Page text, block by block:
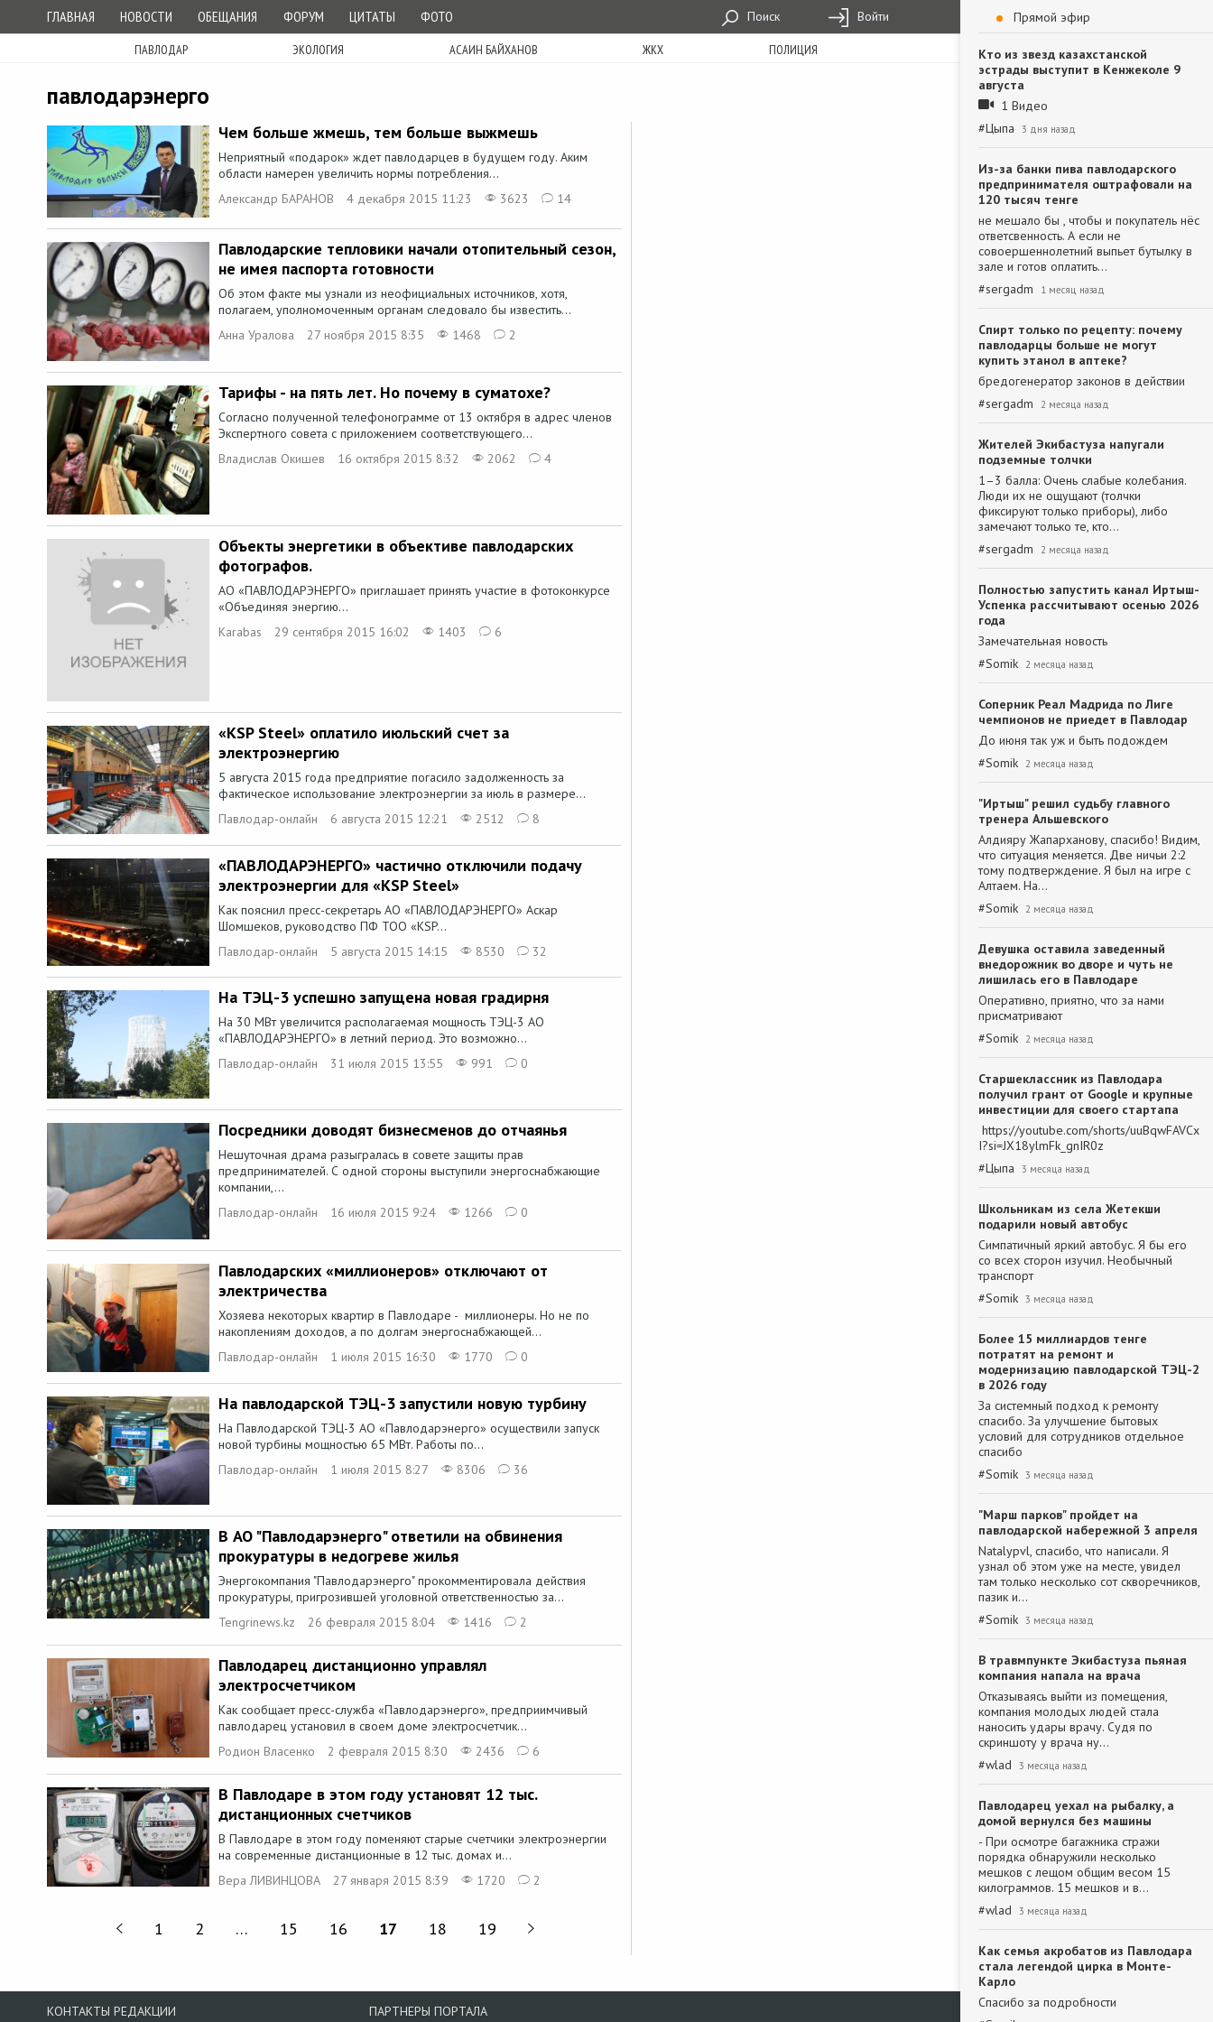
ГЛАВНАЯ НОВОСТИ ОБЕЩАНИЯ ФОРУМ ЦИТАТЫ ФОТО Поиск Войти
ПАВЛОДАР ЭКОЛОГИЯ АСАИН БАЙХАНОВ ЖКХ ПОЛИЦИЯ
павлодарэнерго
Чем больше жмешь, тем больше выжмешь
Неприятный «подарок» ждет павлодарцев в будущем году. Аким
области намерен увеличить нормы потребления...
Александр БАРАНОВ
4 декабря 2015 11:23 3623 14
Павлодарские тепловики начали отопительный сезон,
не имея паспорта готовности
Об этом факте мы узнали из неофициальных источников, хотя,
полагаем, уполномоченным органам следовало бы известить...
Анна Уралова
27 ноября 2015 8:35 1468 2
Тарифы - на пять лет. Но почему в суматохе?
Согласно полученной телефонограмме от 13 октября в адрес членов
Экспертного совета с приложением соответствующего...
Владислав Окишев
16 октября 2015 8:32 2062 4
Объекты энергетики в объективе павлодарских
фотографов.
АО «ПАВЛОДАРЭНЕРГО» приглашает принять участие в фотоконкурсе
«Объединяя энергию...
Karabas
29 сентября 2015 16:02 1403 6
«KSP Steel» оплатило июльский счет за
электроэнергию
5 августа 2015 года предприятие погасило задолженность за
фактическое использование электроэнергии за июль в размере...
Павлодар-онлайн
6 августа 2015 12:21 2512 8
«ПАВЛОДАРЭНЕРГО» частично отключили подачу
электроэнергии для «KSP Steel»
Как пояснил пресс-секретарь АО «ПАВЛОДАРЭНЕРГО» Аскар
Шомшеков, руководство ПФ ТОО «KSP...
Павлодар-онлайн
5 августа 2015 14:15 8530 32
На ТЭЦ-3 успешно запущена новая градирня
На 30 МВт увеличится располагаемая мощность ТЭЦ-3 АО
«ПАВЛОДАРЭНЕРГО» в летний период. Это возможно...
Павлодар-онлайн
31 июля 2015 13:55 991 0
Посредники доводят бизнесменов до отчаянья
Нешуточная драма разыгралась в совете защиты прав
предпринимателей. С одной стороны выступили энергоснабжающие
компании,...
Павлодар-онлайн
16 июля 2015 9:24 1266 0
Павлодарских «миллионеров» отключают от
электричества
Хозяева некоторых квартир в Павлодаре - миллионеры. Но не по
накоплениям доходов, а по долгам энергоснабжающей...
Павлодар-онлайн
1 июля 2015 16:30 1770 0
На павлодарской ТЭЦ-3 запустили новую турбину
На Павлодарской ТЭЦ-3 АО «Павлодарэнерго» осуществили запуск
новой турбины мощностью 65 МВт. Работы по...
Павлодар-онлайн
1 июля 2015 8:27 8306 36
В АО "Павлодарэнерго" ответили на обвинения
прокуратуры в недогреве жилья
Энергокомпания "Павлодарэнерго" прокомментировала действия
прокуратуры, пригрозившей уголовной ответственностью за...
Tengrinews.kz
26 февраля 2015 8:04 1416 2
Павлодарец дистанционно управлял
электросчетчиком
Как сообщает пресс-служба «Павлодарэнерго», предприимчивый
павлодарец установил в своем доме электросчетчик...
Родион Власенко
2 февраля 2015 8:30 2436 6
В Павлодаре в этом году установят 12 тыс.
дистанционных счетчиков
В Павлодаре в этом году поменяют старые счетчики электроэнергии
на современные дистанционные в 12 тыс. домах и...
Вера ЛИВИНЦОВА
27 января 2015 8:39 1720 2
1 2 … 15 16 17 18 19
Прямой эфир
Кто из звезд казахстанской
эстрады выступит в Кенжеколе 9
августа
1 Видео
#Цыпа 3 дня назад
Из-за банки пива павлодарского
предпринимателя оштрафовали на
120 тысяч тенге
не мешало бы , чтобы и покупатель нёс
ответсвенность. А если не
совоершеннолетний выпьет бутылку в
зале и готов оплатить…
#sergadm 1 месяц назад
Спирт только по рецепту: почему
павлодарцы больше не могут
купить этанол в аптеке?
бредогенератор законов в действии
#sergadm 2 месяца назад
Жителей Экибастуза напугали
подземные толчки
1–3 балла: Очень слабые колебания.
Люди их не ощущают (толчки
фиксируют только приборы), либо
замечают только те, кто…
#sergadm 2 месяца назад
Полностью запустить канал Иртыш-
Успенка рассчитывают осенью 2026
года
Замечательная новость
#Somik 2 месяца назад
Соперник Реал Мадрида по Лиге
чемпионов не приедет в Павлодар
До июня так уж и быть подождем
#Somik 2 месяца назад
"Иртыш" решил судьбу главного
тренера Альшевского
Алдияру Жапарханову, спасибо! Видим,
что ситуация меняется. Две ничьи 2:2
тому подтверждение. Я был на игре с
Алтаем. На…
#Somik 2 месяца назад
Девушка оставила заведенный
внедорожник во дворе и чуть не
лишилась его в Павлодаре
Оперативно, приятно, что за нами
присматривают
#Somik 2 месяца назад
Старшеклассник из Павлодара
получил грант от Google и крупные
инвестиции для своего стартапа
https://youtube.com/shorts/uuBqwFAVCx
I?si=JX18ylmFk_gnIR0z
#Цыпа 3 месяца назад
Школьникам из села Жетекши
подарили новый автобус
Симпатичный яркий автобус. Я бы его
со всех сторон изучил. Необычный
транспорт
#Somik 3 месяца назад
Более 15 миллиардов тенге
потратят на ремонт и
модернизацию павлодарской ТЭЦ-2
в 2026 году
За системный подход к ремонту
спасибо. За улучшение бытовых
условий для сотрудников отдельное
спасибо
#Somik 3 месяца назад
"Марш парков" пройдет на
павлодарской набережной 3 апреля
Natalypvl, спасибо, что написали. Я
узнал об этом уже на месте, увидел
там только несколько сот скворечников,
пазик и…
#Somik 3 месяца назад
В травмпункте Экибастуза пьяная
компания напала на врача
Отказываясь выйти из помещения,
компания молодых людей стала
наносить удары врачу. Судя по
скриншоту у врача ну…
#wlad 3 месяца назад
Павлодарец уехал на рыбалку, а
домой вернулся без машины
- При осмотре багажника стражи
порядка обнаружили несколько
мешков с лещом общим весом 15
килограммов. 15 мешков и в…
#wlad 3 месяца назад
Как семья акробатов из Павлодара
стала легендой цирка в Монте-
Карло
Спасибо за подробности
КОНТАКТЫ РЕДАКЦИИ ПАРТНЕРЫ ПОРТАЛА